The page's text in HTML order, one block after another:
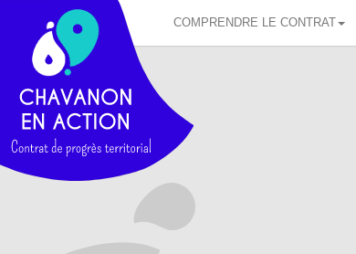
COMPRENDRE LE CONTRAT